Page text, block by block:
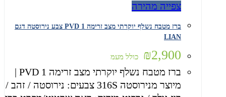
צפייה מהירה
ברז מטבח נשלף יוקרתי מצב זרימה 1 PVD צבע נירוסטה דגם
LIAN
₪2,900 כולל מעמ
ברז מטבח נשלף יוקרתי מצב זרימה 1 PVD |
מיוצר מנירוסטה 316S צבעים: נירוסטה / זהב /